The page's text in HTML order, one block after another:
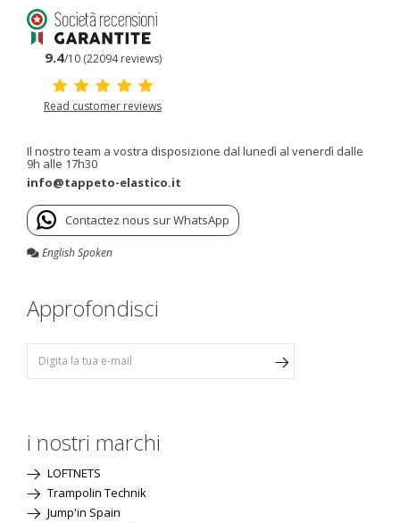
9.4/10 (22094 reviews)
Read customer reviews
Il nostro team a vostra disposizione dal lunedì al venerdì dalle
9h alle 17h30
info@tappeto-elastico.it
Contactez nous sur WhatsApp
English Spoken
Approfondisci
i nostri marchi
LOFTNETS
Trampolin Technik
Jump'in Spain